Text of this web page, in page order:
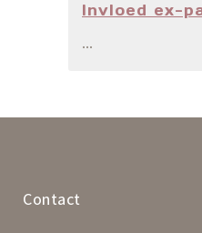
Invloed ex-
...
Contact